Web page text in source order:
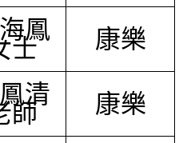
鳳
士 康樂
清
師 康樂